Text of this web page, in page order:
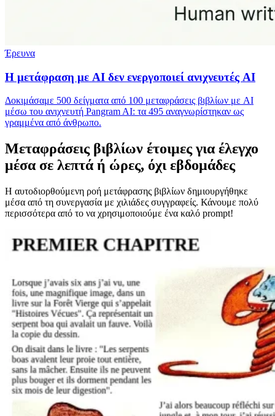
Έρευνα
Η μετάφραση με AI δεν ενεργοποιεί ανιχνευτές AI
Δοκιμάσαμε 500 δείγματα από 100 μεταφράσεις βιβλίων με AI
μέσω του ανιχνευτή Pangram AI: τα 495 αναγνωρίστηκαν ως
γραμμένα από άνθρωπο.
Μεταφράσεις βιβλίων έτοιμες για έλεγχο
μέσα σε λεπτά ή ώρες, όχι εβδομάδες
Η αυτοδιορθούμενη ροή μετάφρασης βιβλίων δημιουργήθηκε
μέσα από τη συνεργασία με χιλιάδες συγγραφείς. Κάνουμε πολύ
περισσότερα από το να χρησιμοποιούμε ένα καλό prompt!